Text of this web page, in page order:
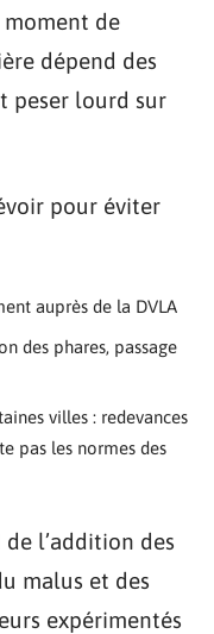
moment de
dépend des
peser lourd sur
pour éviter
auprès de la DVLA
des phares, passage
villes : redevances
pas les normes des
l’addition des
malus et des
expérimentés